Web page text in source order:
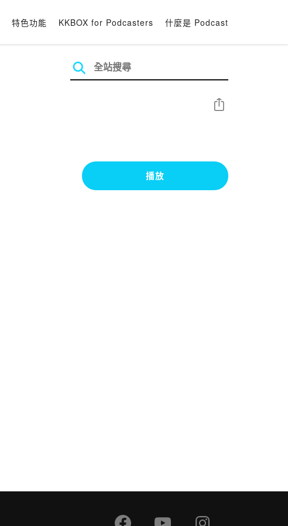
特色功能 KKBOX for Podcasters 什麼是 Podcast
分享
播放